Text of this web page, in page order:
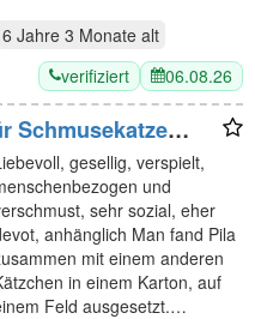
6 Jahre 3 Monate alt
verifiziert 06.08.26
Schmusekatze
gesellig, verspielt,
und
sehr sozial, eher
anhänglich Man fand Pila
mit einem anderen
in einem Karton, auf
Feld ausgesetzt.…